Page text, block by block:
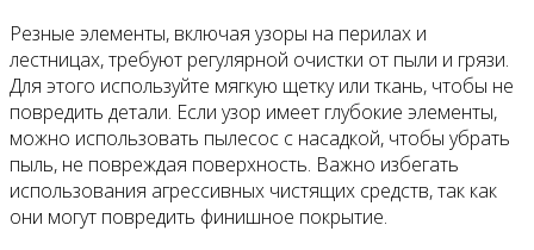
Резные элементы, включая узоры на перилах и
лестницах, требуют регулярной очистки от пыли и грязи.
Для этого используйте мягкую щетку или ткань, чтобы не
повредить детали. Если узор имеет глубокие элементы,
можно использовать пылесос с насадкой, чтобы убрать
пыль, не повреждая поверхность. Важно избегать
использования агрессивных чистящих средств, так как
они могут повредить финишное покрытие.